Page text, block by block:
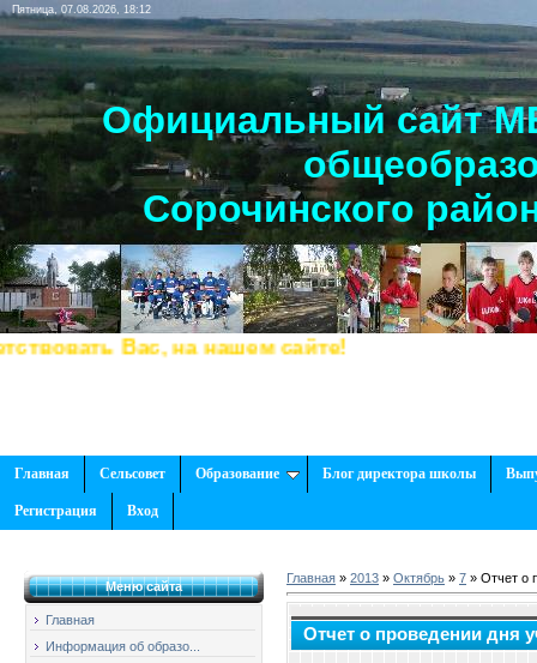
Пятница, 07.08.2026, 18:12
Официальный сайт
Сорочинского
Вас, на нашем сайте!
Главная Сельсовет Образование Блог директора школы
Регистрация Вход
Меню сайта
Главная
Информация об образо...
Главная » 2013 » Октябрь » 7 » Отчет о
Отчет о проведении дня